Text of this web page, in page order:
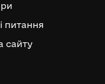
питання
сайту